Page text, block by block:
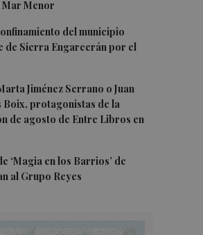
Menor
del municipio
de Sierra Engarcerán por el
Jiménez Serrano o Juan
Boix, protagonistas de la
de agosto de Entre Libros en
‘Magia en los Barrios’ de
al Grupo Reyes